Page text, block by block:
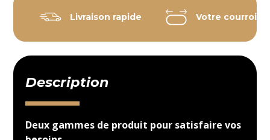
Livraison rapide Votre courroie
Description
Deux gammes de produit pour satisfaire vos